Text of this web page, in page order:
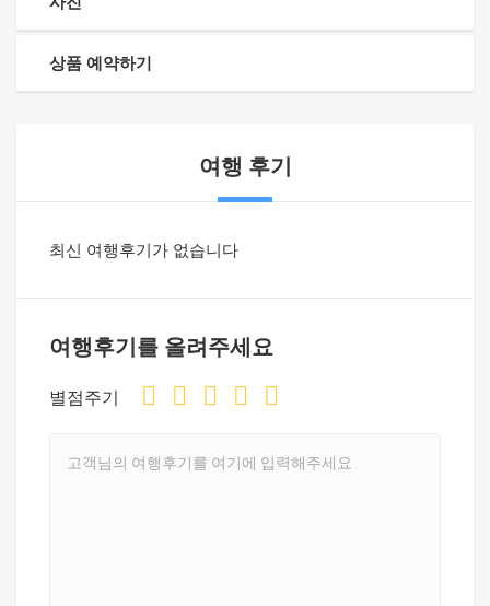
상품 예약하기
여행 후기
최신 여행후기가 없습니다
여행후기를 올려주세요
별점주기